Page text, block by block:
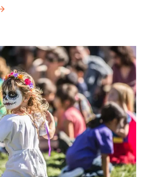
pushing artists, delicious offerings
in celebration of Black culture.